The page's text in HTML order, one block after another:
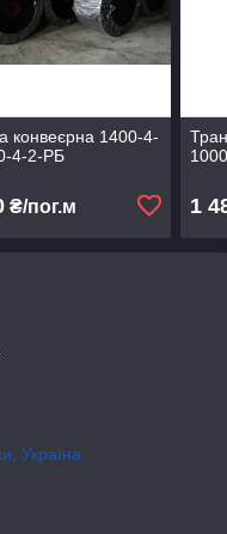
конвеєрна 1400-4-
4-2-РБ
₴/пог.м 1
Україна